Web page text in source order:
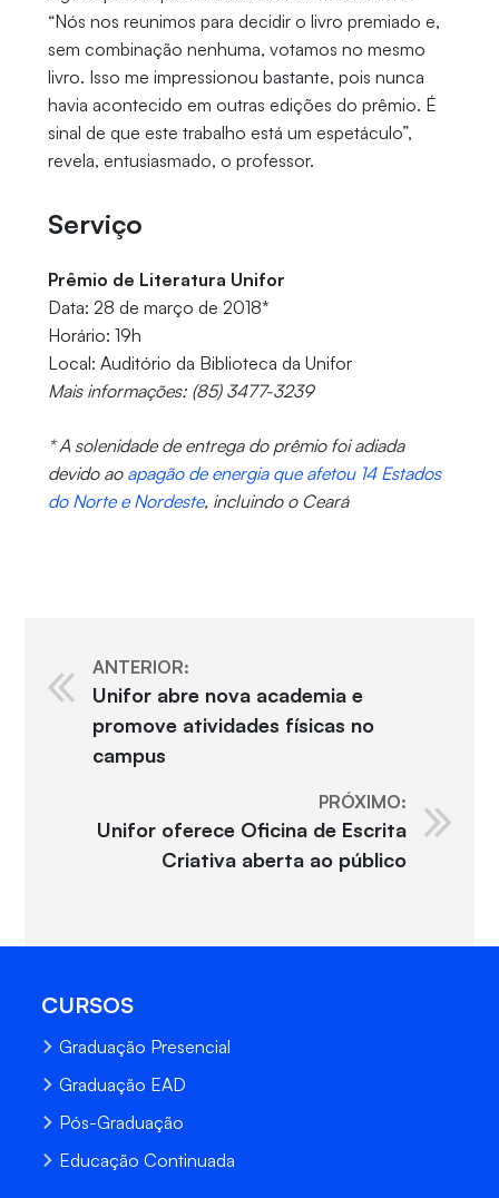
“Nós nos reunimos para decidir o livro premiado e,
sem combinação nenhuma, votamos no mesmo
livro. Isso me impressionou bastante, pois nunca
havia acontecido em outras edições do prêmio. É
sinal de que este trabalho está um espetáculo”,
revela, entusiasmado, o professor.
Serviço
Prêmio de Literatura Unifor
Data: 28 de março de 2018*
Horário: 19h
Local: Auditório da Biblioteca da Unifor
Mais informações: (85) 3477-3239
* A solenidade de entrega do prêmio foi adiada
devido ao apagão de energia que afetou 14 Estados
do Norte e Nordeste, incluindo o Ceará
ANTERIOR:
Unifor abre nova academia e
promove atividades físicas no
campus
PRÓXIMO:
Unifor oferece Oficina de Escrita
Criativa aberta ao público
CURSOS
Graduação Presencial
Graduação EAD
Pós-Graduação
Educação Continuada